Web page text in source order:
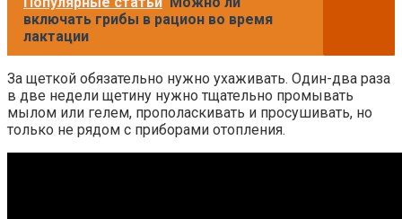
включать грибы в рацион во время
лактации
За щеткой обязательно нужно ухаживать. Один-два раза
в две недели щетину нужно тщательно промывать
мылом или гелем, прополаскивать и просушивать, но
только не рядом с приборами отопления.